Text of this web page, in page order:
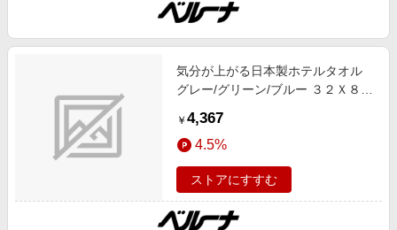
気分が上がる日本製ホテルタオル
グレー/グリーン/ブルー ３２Ｘ８２
ングセラー
￥ 4,367
4.5%
ストアにすすむ